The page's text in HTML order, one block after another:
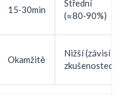
15‑30min
Střední
(≈80‑90%)
Okamžitě
Nižší (závisí na
zkušenostech)